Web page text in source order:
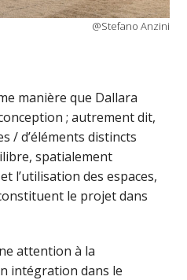
@Stefano Anzini
manière que Dallara
; autrement dit,
/ d’éléments distincts
spatialement
l’utilisation des espaces,
le projet dans
attention à la
intégration dans le